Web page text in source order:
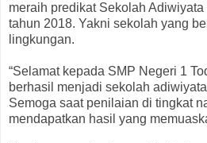
meraih predikat Sekolah
tahun 2018. Yakni sekolah yang
lingkungan.
“Selamat kepada SMP Negeri 1
berhasil menjadi sekolah
Semoga saat penilaian di tingkat
mendapatkan hasil yang